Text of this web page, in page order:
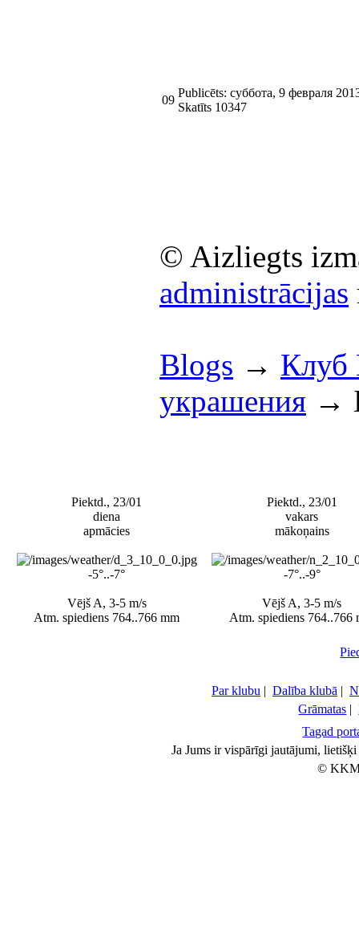
09
Publicēts: суббота, 9 февраля
Skatīts 10347
© Aizliegts
administrācijas
Blogs → Клуб
украшения →
Piektd., 23/01
diena
apmācies
-5°..-7°
Vējš A, 3-5 m/s
Atm. spiediens 764..766 mm
Piektd., 23/01
vakars
mākoņains
-7°..-9°
Vējš A, 3-5 m/s
Atm. spiediens 764..766
Par klubu | Dalība klubā |
Grāmatas |
Tagad
Ja Jums ir vispārīgi jautājumi,
©